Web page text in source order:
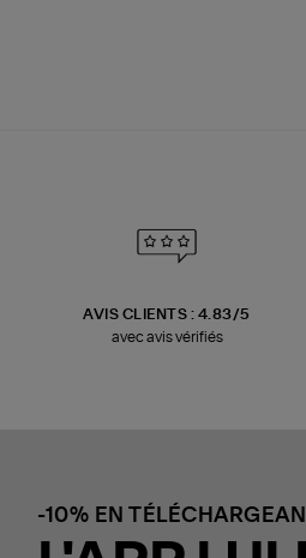
AVIS CLIENTS : 4.83/5
avec avis vérifiés
-10% EN